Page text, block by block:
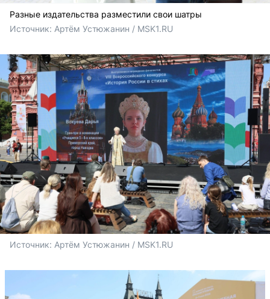
Разные издательства разместили свои шатры
Источник: Артём Устюжанин / MSK1.RU
Источник: Артём Устюжанин / MSK1.RU